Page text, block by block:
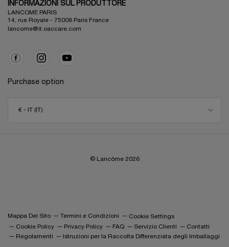
INFORMAZIONI SUL PRODUTTORE
LANCOME PARIS
14, rue Royale - 75008 Paris France
lancome@it.oaccare.com
Purchase option
€ - IT (IT)
© Lancôme 2026
Mappa Del Sito Termini e Condizioni
Cookie Settings
Cookie Policy
Privacy Policy FAQ Servizio Clienti
Contatti
Regolamenti
Istruzioni per la Raccolta Differenziata degli Imballaggi